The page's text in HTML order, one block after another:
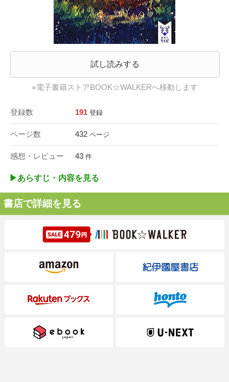
試し読みする
※電子書籍ストアBOOK☆WALKERへ移動します
登録数 191 登録
ページ数 432 ページ
感想・レビュー 43 件
▶︎あらすじ・内容を見る
書店で詳細を見る